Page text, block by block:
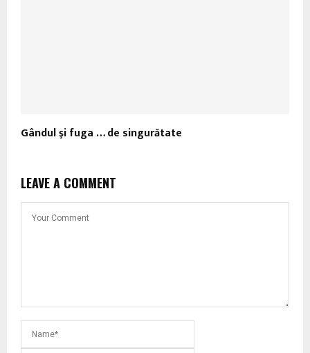
Gândul şi fuga … de singurătate
LEAVE A COMMENT